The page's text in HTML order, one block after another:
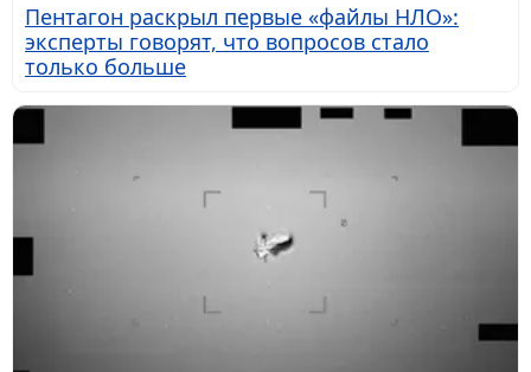
Пентагон раскрыл первые «файлы НЛО»:
эксперты говорят, что вопросов стало
только больше